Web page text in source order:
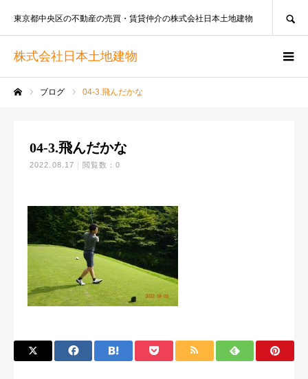
株式会社日本土地建物
東京都中央区の不動産の売買・賃貸仲介の株式会社日本土地建物
ブログ 04-3.飛んだかな
04-3.飛んだかな
2022.08.17 閲覧数：0